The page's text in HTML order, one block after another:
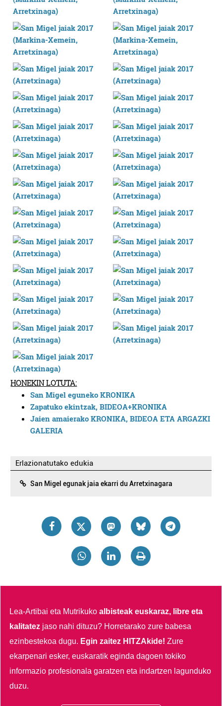
Bazkide batzuek ez dizute baimenik eskatzen, eta beren
interes komertzial legitimoetan babesten dira. Ikusi gure
bazkideen zerrenda, beren ustez zein helburutarako
dezakezun ikusteko.
Lortu zure datu pertsonalak prozesatzeko moduari
buruzko informazio gehiago eta ezarri zure lehentasunak
datuen atalean. Edozein unetan alda edo ken dezakezu
zure baimena Cookieen adierazpenean.
Webgune honek cookie propioak eta hirugarrenen cookie-
fitxategiak erabiltzen ditu. Zure esperientzia eta
zerbitzuak hobetzeko asmoz, cookie teknologiaz
baliatzen gara. Ohar hau onartuz gero, teknologia hori
erabiltzeko baimen esplizitua ematen diguzu.
irakurri
HONEKIN LOTUTA:
San Migel eguneko KRONIKA
Zapatuko ekintzak, BIDEOA+KRONIKA
Jaien amaierako KRONIKA, BIDEOA ETA ARGAZKI
GALERIA
Erlazionatutako edukia
San Migel egunak jaia ekarri du Arretxinagara
Lea-Artibai eta Mutrikukoalbisteak euskaraz, libre eta
kalitatez jaso nahi dituzu? Horretarako zure babesa
ezinbestekoa dugu. Egin zaitez HITZAkide!Zure
ekarpenari esker, euskaratik eginda dagoen tokiko
informazio profesionala garatzen eta indartzen lagunduko
duzu.